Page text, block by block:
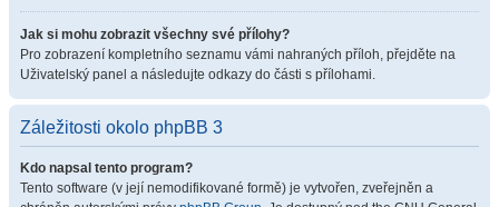
Jak si mohu zobrazit všechny své přílohy?
Pro zobrazení kompletního seznamu vámi nahraných příloh, přejděte na
Uživatelský panel a následujte odkazy do části s přílohami.
Záležitosti okolo phpBB 3
Kdo napsal tento program?
Tento software (v její nemodifikované formě) je vytvořen, zveřejněn a